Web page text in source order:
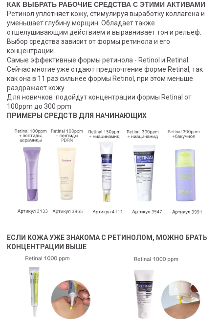
КАК ВЫБРАТЬ РАБОЧИЕ СРЕДСТВА С ЭТИМИ АКТИВАМИ
Ретинол уплотняет кожу, стимулируя выработку коллагена и
уменьшает глубину морщин. Обладает также
отшелушивающим действием и выравнивает тон и рельеф.
Выбор средства зависит от формы ретинола и его
концентрации.
Самые эффективные формы ретинола - Retinol и Retinal.
Сейчас многие уже отдают предпочтение форме Retinal, так
как она в 11 раз сильнее формы Retinоl, при этом меньше
раздражает кожу.
Для новичков подойдут концентрации формы Retinal от
100ppm до 300 ppm
ПРИМЕРЫ СРЕДСТВ ДЛЯ НАЧИНАЮЩИХ
ЕСЛИ КОЖА УЖЕ ЗНАКОМА С РЕТИНОЛОМ, МОЖНО БРАТЬ
КОНЦЕНТРАЦИИ ВЫШЕ